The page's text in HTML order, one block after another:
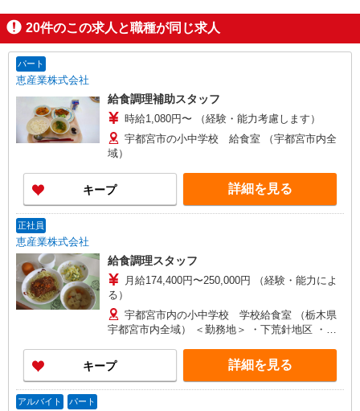
20件のこの求人と職種が同じ求人
パート
恵産業株式会社
給食調理補助スタッフ
時給1,080円〜 （経験・能力考慮します）
宇都宮市の小中学校 給食室 （宇都宮市内全
域）
キープ 詳細を見る
正社員
恵産業株式会社
給食調理スタッフ
月給174,400円〜250,000円 （経験・能力によ
る）
宇都宮市内の小中学校 学校給食室 （栃木県
宇都宮市内全域） ＜勤務地＞ ・下荒針地区 ・陽
キープ 詳細を見る
アルバイト パート